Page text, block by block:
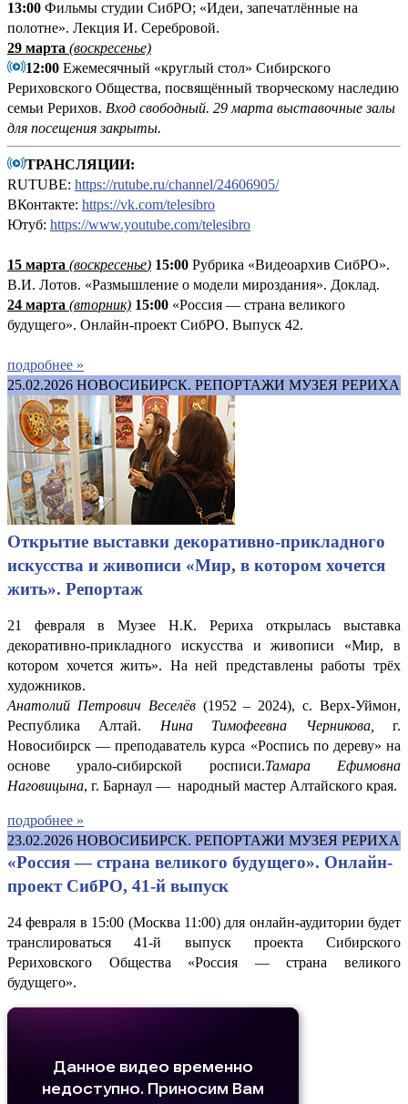
13:00 Фильмы студии СибРО; «Идеи, запечатлённые на
полотне». Лекция И. Серебровой.
29 марта (воскресенье)
12:00 Ежемесячный «круглый стол» Сибирского
Рериховского Общества, посвящённый творческому наследию
семьи Рерихов. Вход свободный. 29 марта выставочные залы
для посещения закрыты.
ТРАНСЛЯЦИИ:
RUTUBE: https://rutube.ru/channel/24606905/
ВКонтакте: https://vk.com/telesibro
Ютуб: https://www.youtube.com/telesibro
15 марта (воскресенье) 15:00 Рубрика «Видеоархив СибРО».
В.И. Лотов. «Размышление о модели мироздания». Доклад.
24 марта (вторник) 15:00 «Россия — страна великого
будущего». Онлайн-проект СибРО. Выпуск 42.
подробнее »
25.02.2026 НОВОСИБИРСК. РЕПОРТАЖИ МУЗЕЯ РЕРИХА
Открытие выставки декоративно-прикладного
искусства и живописи «Мир, в котором хочется
жить». Репортаж
21 февраля в Музее Н.К. Рериха открылась выставка
декоративно-прикладного искусства и живописи «Мир, в
котором хочется жить». На ней представлены работы трёх
художников.
Анатолий Петрович Веселёв(1952 – 2024), с. Верх-Уймон,
Республика Алтай. Нина Тимофеевна Черникова,
г.
Новосибирск — преподаватель курса «Роспись по дереву» на
основе урало-сибирской росписи.Тамара Ефимовна
Наговицына, г. Барнаул — народный мастер Алтайского края.
подробнее »
23.02.2026 НОВОСИБИРСК. РЕПОРТАЖИ МУЗЕЯ РЕРИХА
«Россия — страна великого будущего». Онлайн-
проект СибРО, 41-й выпуск
24 февраля в 15:00 (Москва 11:00) для онлайн-аудитории будет
транслироваться 41-й выпуск проекта Сибирского
Рериховского Общества «Россия — страна великого
будущего».